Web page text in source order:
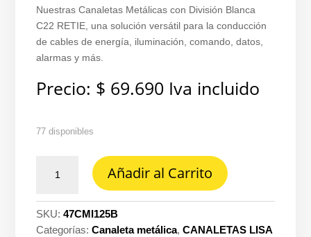
Nuestras Canaletas Metálicas con División Blanca
C22 RETIE, una solución versátil para la conducción
de cables de energía, iluminación, comando, datos,
alarmas y más.
Precio: $ 69.690 Iva incluido
77 disponibles
metalica
con
division
Añadir al Carrito
SKU:47CMI125B
Categorías:Canaleta metálica,CANALETAS LISA